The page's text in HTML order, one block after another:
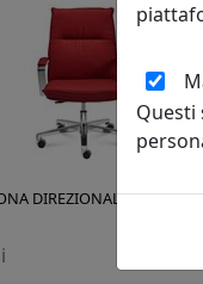
DIREZIONALE ARMONY